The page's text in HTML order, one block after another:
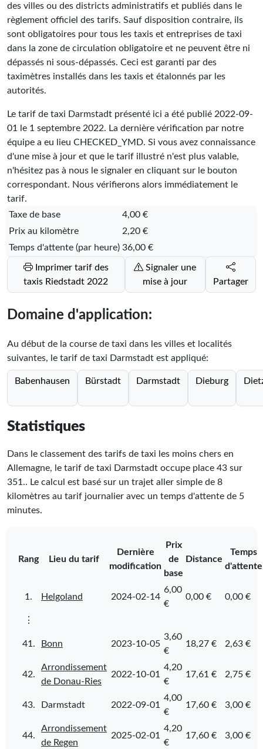
des villes ou des districts administratifs et publiés dans le
règlement officiel des tarifs. Sauf disposition contraire, ils
sont obligatoires pour tous les taxis et entreprises de taxi
dans la zone de circulation obligatoire et ne peuvent être ni
dépassés ni sous-dépassés. Ceci est garanti par des
taximètres installés dans les taxis et étalonnés par les
autorités.
Le tarif de taxi Darmstadt présenté ici a été publié 2022-09-
01
le 1 septembre 2022. La dernière vérification par notre
équipe a eu lieu CHECKED_YMD. Si vous avez connaissance
d'une mise à jour et que le tarif illustré n'est plus valable,
n'hésitez pas à nous le signaler en cliquant sur le bouton
correspondant. Nous vérifierons alors immédiatement le
tarif.
Taxe de base
4,00 €
Prix au kilomètre
2,20 €
Temps d'attente (par heure) 36,00 €
Imprimer tarif des
taxis Riedstadt 2022
Signaler une
mise à jour
Partager
Domaine d'application:
Au début de la course de taxi dans les villes et localités
suivantes, le tarif de taxi Darmstadt est appliqué:
Babenhausen Bürstadt Darmstadt Dieburg
Statistiques
Dans le classement des tarifs de taxi les moins chers en
Allemagne, le tarif de taxi Darmstadt occupe place 43 sur
351.. Le calcul est basé sur un trajet aller simple de 8
kilomètres au tarif journalier avec un temps d'attente de 5
minutes.
Rang Lieu du tarif
Dernière
modification
Prix
de
base
Distance
Temps
d'attente
1. Helgoland 2024-02-14
6,00
€
0,00 € 0,00 €
⋮
41. Bonn 2023-10-05
3,60
€
18,27 € 2,63 €
42.
Arrondissement
de Donau-Ries
2022-10-01
4,20
€
17,61 € 2,75 €
43. Darmstadt 2022-09-01
4,00
€
17,60 € 3,00 €
44.
Arrondissement
de Regen
2025-02-01
4,20
€
17,60 € 3,00 €